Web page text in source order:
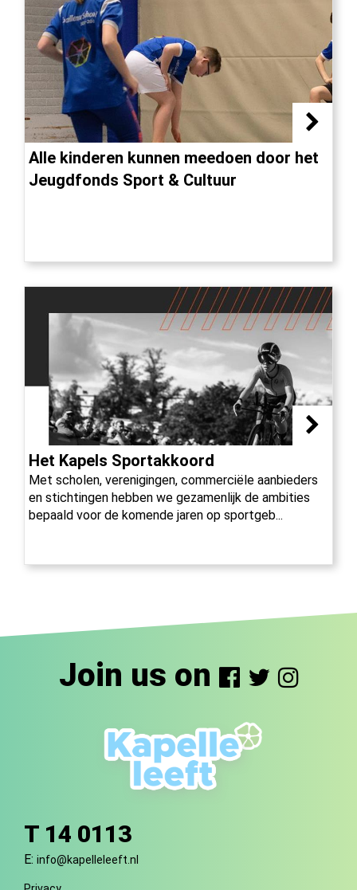
Alle kinderen kunnen meedoen door het
Jeugdfonds Sport & Cultuur
Het Kapels Sportakkoord
Met scholen, verenigingen, commerciële aanbieders
en stichtingen hebben we gezamenlijk de ambities
bepaald voor de komende jaren op sportgeb...
Join us on
T 14 0113
E: info@kapelleleeft.nl